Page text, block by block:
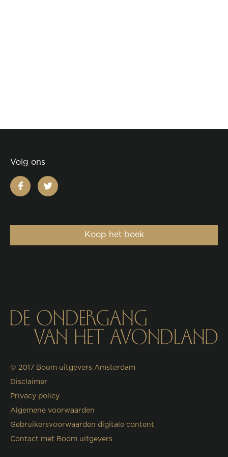
Volg ons
facebooktwitter
Koop het boek
© 2017 Boom uitgevers Amsterdam
Disclaimer
Privacy policy
Algemene voorwaarden
Gebruikersvoorwaarden digitale content
Contact met Boom uitgevers